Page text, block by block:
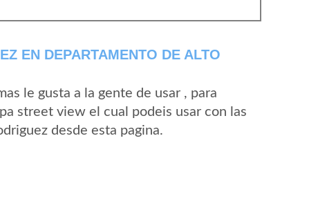
EN DEPARTAMENTO DE ALTO
le gusta a la gente de usar , para
street view el cual podeis usar con las
desde esta pagina.